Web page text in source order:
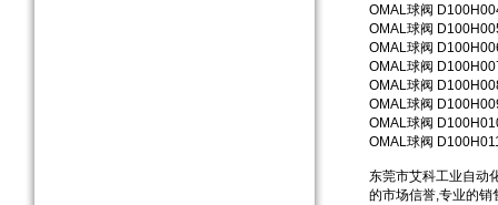
OMAL球阀
OMAL球阀
OMAL球阀
OMAL球阀
OMAL球阀
OMAL球阀
OMAL球阀
OMAL球阀
东莞市艾科工业自动
的市场信誉,专业的销